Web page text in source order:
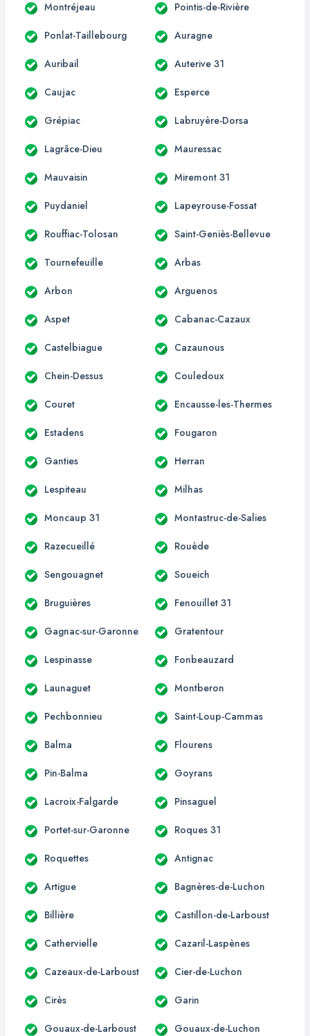
Montréjeau Pointis-de-Rivière
Ponlat-Taillebourg Auragne
Auribail Auterive 31
Caujac Esperce
Grépiac Labruyère-Dorsa
Lagrâce-Dieu Mauressac
Mauvaisin Miremont 31
Puydaniel Lapeyrouse-Fossat
Rouffiac-Tolosan Saint-Geniès-Bellevue
Tournefeuille Arbas
Arbon Arguenos
Aspet Cabanac-Cazaux
Castelbiague Cazaunous
Chein-Dessus Couledoux
Couret Encausse-les-Thermes
Estadens Fougaron
Ganties Herran
Lespiteau Milhas
Moncaup 31 Montastruc-de-Salies
Razecueillé Rouède
Sengouagnet Soueich
Bruguières Fenouillet 31
Gagnac-sur-Garonne Gratentour
Lespinasse Fonbeauzard
Launaguet Montberon
Pechbonnieu Saint-Loup-Cammas
Balma Flourens
Pin-Balma Goyrans
Lacroix-Falgarde Pinsaguel
Portet-sur-Garonne Roques 31
Roquettes Antignac
Artigue Bagnères-de-Luchon
Billière Castillon-de-Larboust
Cathervielle Cazaril-Laspènes
Cazeaux-de-Larboust Cier-de-Luchon
Cirès Garin
Gouaux-de-Larboust Gouaux-de-Luchon